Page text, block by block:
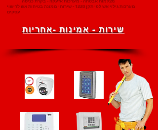
מצלמות אבטחה - מערכות אזעקה - בקרת כניסה
מערכות גילוי אש לפי תקן 1220 - שירותי ממונה בטיחות אש לרישוי
שירות - אמינות -אחריות